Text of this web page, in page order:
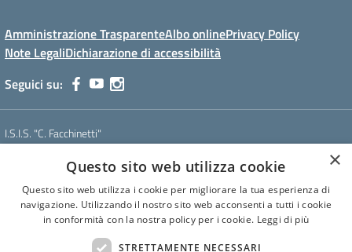
Amministrazione TrasparenteAlbo onlinePrivacy Policy
Note LegaliDichiarazione di accessibilità
Seguici su:
I.S.I.S. "C. Facchinetti"
Tel. 0331 635718 - E-mail: vais01900e@istruzione.it - Pec:
vais01900e@pec.istruzione.it
Codice meccanografico: VAIS01900E
Codice Fiscale: 81009250127
×
Questo sito web utilizza cookie
Questo sito web utilizza i cookie per migliorare la tua esperienza di
navigazione. Utilizzando il nostro sito web acconsenti a tutti i cookie
in conformità con la nostra policy per i cookie. Leggi di più
STRETTAMENTE NECESSARI